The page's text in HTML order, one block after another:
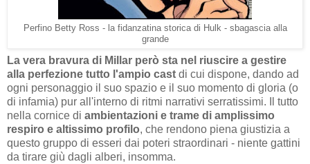
Perfino Betty Ross - la fidanzatina storica di Hulk - sbagascia alla
grande
La vera bravura di Millar però sta nel riuscire a gestire
alla perfezione tutto l'ampio cast di cui dispone, dando ad
ogni personaggio il suo spazio e il suo momento di gloria (o
di infamia) pur all'interno di ritmi narrativi serratissimi. Il tutto
nella cornice di ambientazioni e trame di amplissimo
respiro e altissimo profilo, che rendono piena giustizia a
questo gruppo di esseri dai poteri straordinari - niente gattini
da tirare giù dagli alberi, insomma.